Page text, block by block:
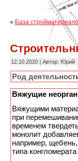
« База
12.10.2020 | Автор: Юрий
Род
Вяжущие
Вяжущими
при
временем
монолит
например,
типа